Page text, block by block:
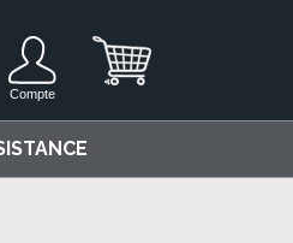
Compte